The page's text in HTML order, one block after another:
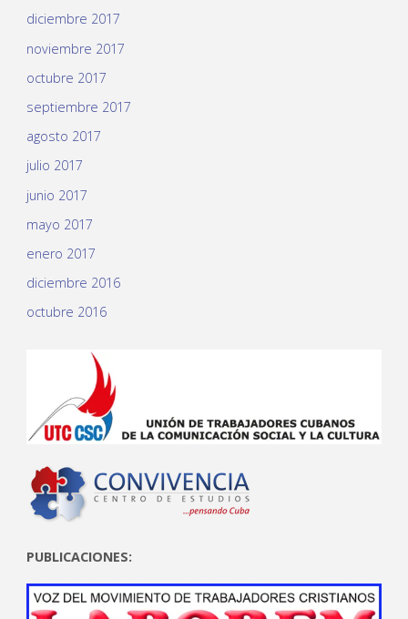
diciembre 2017
noviembre 2017
octubre 2017
septiembre 2017
agosto 2017
julio 2017
junio 2017
mayo 2017
enero 2017
diciembre 2016
octubre 2016
PUBLICACIONES: